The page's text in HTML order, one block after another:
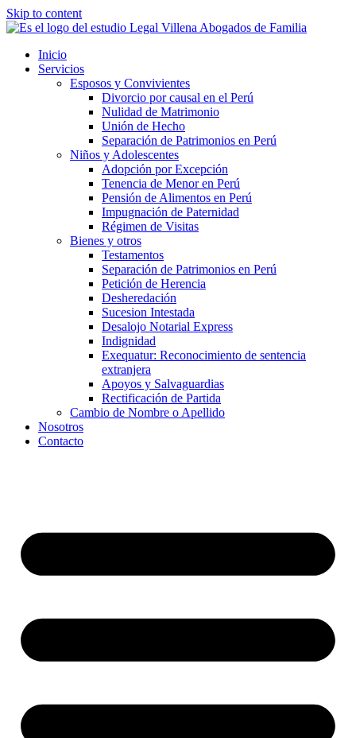
Skip to content
Inicio
Servicios
Esposos y Convivientes
Divorcio por causal en el Perú
Nulidad de Matrimonio
Unión de Hecho
Separación de Patrimonios en Perú
Niños y Adolescentes
Adopción por Excepción
Tenencia de Menor en Perú
Pensión de Alimentos en Perú
Impugnación de Paternidad
Régimen de Visitas
Bienes y otros
Testamentos
Separación de Patrimonios en Perú
Petición de Herencia
Desheredación
Sucesion Intestada
Desalojo Notarial Express
Indignidad
Exequatur: Reconocimiento de sentencia
extranjera
Apoyos y Salvaguardias
Rectificación de Partida
Cambio de Nombre o Apellido
Nosotros
Contacto